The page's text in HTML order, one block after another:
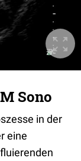
Sono
in der
eine